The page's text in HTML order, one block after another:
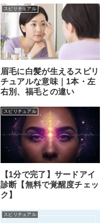
スピリチュアル
眉毛に白髪が生えるスピリ
チュアルな意味｜1本・左
右別、福毛との違い
スピリチュアル
【1分で完了】サードアイ
診断【無料で覚醒度チェッ
ク】
スピリチュアル